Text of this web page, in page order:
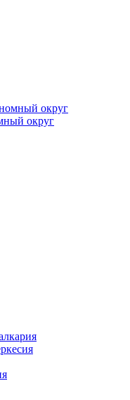
округ
округ